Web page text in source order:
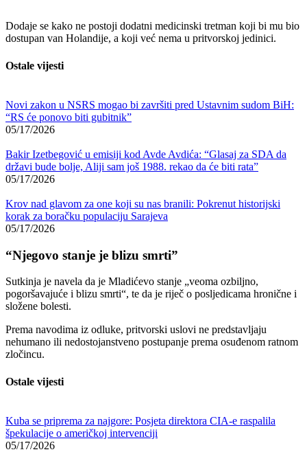
Dodaje se kako ne postoji dodatni medicinski tretman koji bi mu bio
dostupan van Holandije, a koji već nema u pritvorskoj jedinici.
Ostale vijesti
Novi zakon u NSRS mogao bi završiti pred Ustavnim sudom BiH:
“RS će ponovo biti gubitnik”
05/17/2026
Bakir Izetbegović u emisiji kod Avde Avdića: “Glasaj za SDA da
državi bude bolje, Aliji sam još 1988. rekao da će biti rata”
05/17/2026
Krov nad glavom za one koji su nas branili: Pokrenut historijski
korak za boračku populaciju Sarajeva
05/17/2026
“Njegovo stanje je blizu smrti”
Sutkinja je navela da je Mladićevo stanje „veoma ozbiljno,
pogoršavajuće i blizu smrti“, te da je riječ o posljedicama hronične i
složene bolesti.
Prema navodima iz odluke, pritvorski uslovi ne predstavljaju
nehumano ili nedostojanstveno postupanje prema osuđenom ratnom
zločincu.
Ostale vijesti
Kuba se priprema za najgore: Posjeta direktora CIA-e raspalila
špekulacije o američkoj intervenciji
05/17/2026